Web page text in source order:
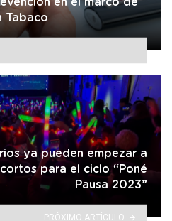
en el marco de
Tabaco
ya pueden empezar a
para el ciclo “Poné
Pausa 2023”
PRÓXIMO ARTÍCULO